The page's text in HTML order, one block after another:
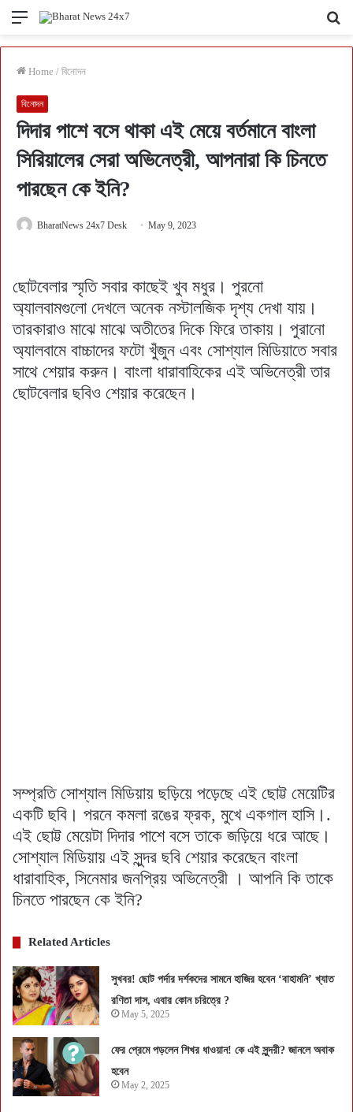
Menu
Home / বিনোদন
বিনোদন
দিদার পাশে বসে থাকা এই মেয়ে বর্তমানে বাংলা
সিরিয়ালের সেরা অভিনেত্রী, আপনারা কি চিনতে
পারছেন কে ইনি?
BharatNews 24x7 Desk May 9, 2023
ছোটবেলার স্মৃতি সবার কাছেই খুব মধুর। পুরনো
অ্যালবামগুলো দেখলে অনেক নস্টালজিক দৃশ্য দেখা যায়।
তারকারাও মাঝে মাঝে অতীতের দিকে ফিরে তাকায়। পুরানো
অ্যালবামে বাচ্চাদের ফটো খুঁজুন এবং সোশ্যাল মিডিয়াতে সবার
সাথে শেয়ার করুন। বাংলা ধারাবাহিকের এই অভিনেত্রী তার
ছোটবেলার ছবিও শেয়ার করেছেন।
সম্প্রতি সোশ্যাল মিডিয়ায় ছড়িয়ে পড়েছে এই ছোট্ট মেয়েটির
একটি ছবি। পরনে কমলা রঙের ফ্রক, মুখে একগাল হাসি।.
এই ছোট্ট মেয়েটা দিদার পাশে বসে তাকে জড়িয়ে ধরে আছে।
সোশ্যাল মিডিয়ায় এই সুন্দর ছবি শেয়ার করেছেন বাংলা
ধারাবাহিক, সিনেমার জনপ্রিয় অভিনেত্রী । আপনি কি তাকে
চিনতে পারছেন কে ইনি?
Related Articles
সুখবর! ছোট পর্দার দর্শকদের সামনে হাজির হবেন ‘বাহামনি’ খ্যাত
রণিতা দাস, এবার কোন চরিত্রে ?
May 5, 2025
ফের প্রেমে পড়লেন শিখর ধাওয়ান! কে এই সুন্দরী? জানলে অবাক
হবেন
May 2, 2025